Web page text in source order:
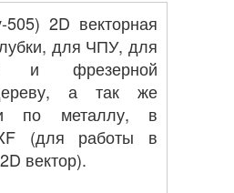
2D векторная
для ЧПУ, для
и фрезерной
а так же
по металлу, в
(для работы в
вектор).